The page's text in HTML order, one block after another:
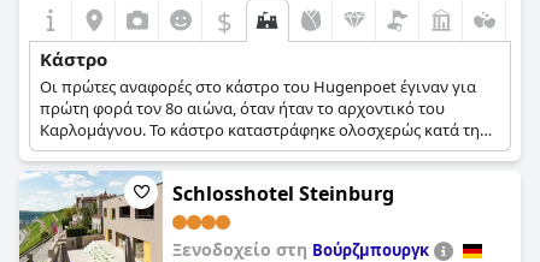
$
Κάστρο
Οι πρώτες αναφορές στο κάστρο του Hugenpoet έγιναν για
πρώτη φορά τον 8ο αιώνα, όταν ήταν το αρχοντικό του
Καρλομάγνου. Το κάστρο καταστράφηκε ολοσχερώς κατά τη
διάρκεια βεντέτας τον 15ο αιώνα και ξαναχτίστηκε κοντά στα
ερείπιά του. Πήρε τη μορφή που έχει σήμερα τον 17ο αιώνα
και χρησιμοποιήθηκε αρχικά ως ιδιωτική κατοικία και
αργότερα ως προσωρινό μουσείο. Τη δεκαετία του 1950, το
κάστρο μετατράπηκε σε ξενοδοχείο.
Schlosshotel Steinburg
Ξενοδοχείο στη Βούρζμπουργκ